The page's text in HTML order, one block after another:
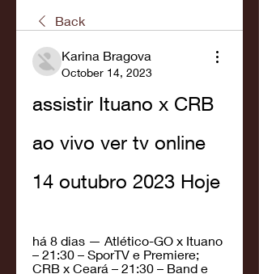
Back
Karina Bragova
October 14, 2023
assistir Ituano x CRB
ao vivo ver tv online
14 outubro 2023 Hoje
há 8 dias — Atlético-GO x Ituano
– 21:30 – SporTV e Premiere;
CRB x Ceará – 21:30 – Band e